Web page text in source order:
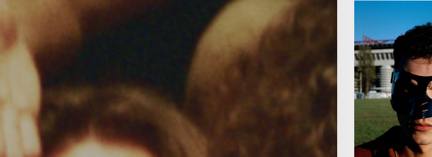
Art
Cinema
Fashion
Lifestyle
Music
Columns